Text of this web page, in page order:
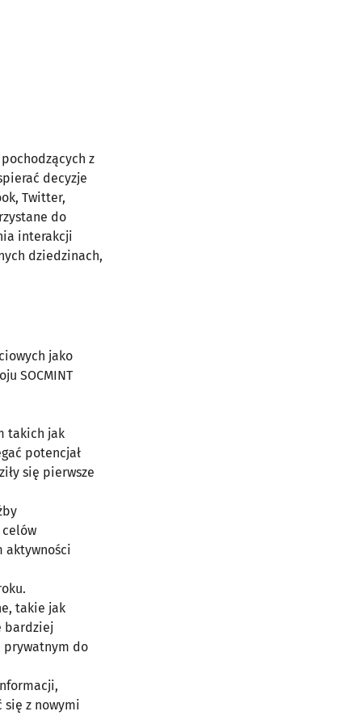
z
decyzje
Twitter,
do
interakcji
dziedzinach,
jako
SOCMINT
takich jak
potencjał
się pierwsze
celów
aktywności
takie jak
bardziej
prywatnym do
się z nowymi